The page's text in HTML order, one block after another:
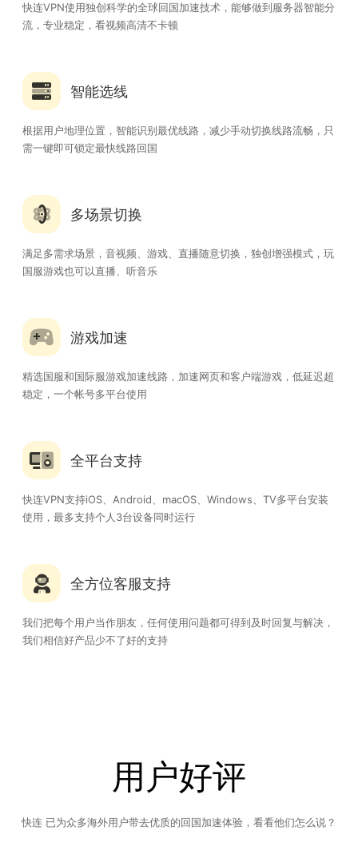
快连VPN使用独创科学的全球回国加速技术，能够做到服务器智能分
流，专业稳定，看视频高清不卡顿
智能选线
根据用户地理位置，智能识别最优线路，减少手动切换线路流畅，只
需一键即可锁定最快线路回国
多场景切换
满足多需求场景，音视频、游戏、直播随意切换，独创增强模式，玩
国服游戏也可以直播、听音乐
游戏加速
精选国服和国际服游戏加速线路，加速网页和客户端游戏，低延迟超
稳定，一个帐号多平台使用
全平台支持
快连VPN支持iOS、Android、macOS、Windows、TV多平台安装
使用，最多支持个人3台设备同时运行
全方位客服支持
我们把每个用户当作朋友，任何使用问题都可得到及时回复与解决，
我们相信好产品少不了好的支持
用户好评
快连 已为众多海外用户带去优质的回国加速体验，看看他们怎么说？